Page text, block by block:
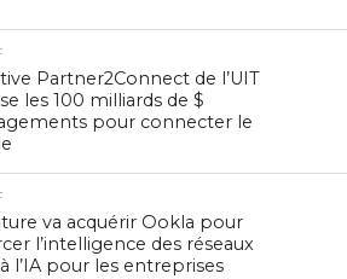
Partner2Connect de l’UIT
les 100 milliards de $
pour connecter le
va acquérir Ookla pour
l’intelligence des réseaux
l’IA pour les entreprises